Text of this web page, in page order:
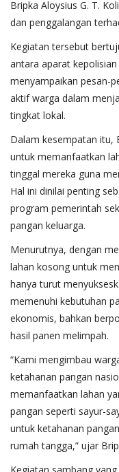
Bripka Aloysius G. T.
dan penggalangan
Kegiatan tersebut
antara aparat
menyampaikan pesan-
aktif warga dalam
tingkat lokal.
Dalam kesempatan itu,
untuk memanfaatkan
tinggal mereka guna
Hal ini dinilai penting
program pemerintah
pangan keluarga.
Menurutnya, dengan
lahan kosong untuk
hanya turut
memenuhi kebutuhan
ekonomis, bahkan
hasil panen melimpah.
“Kami mengimbau
ketahanan pangan
memanfaatkan lahan
pangan seperti sayur-
untuk ketahanan
rumah tangga,” ujar